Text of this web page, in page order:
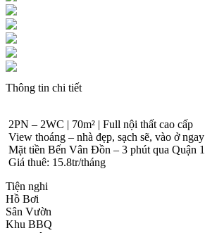
Thông tin chi tiết
2PN – 2WC | 70m² | Full nội thất cao cấp
View thoáng – nhà đẹp, sạch sẽ, vào ở ngay
Mặt tiền Bến Vân Đồn – 3 phút qua Quận 1
Giá thuê: 15.8tr/tháng
Tiện nghi
Hồ Bơi
Sân Vườn
Khu BBQ